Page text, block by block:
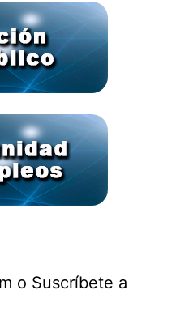
o Suscríbete a